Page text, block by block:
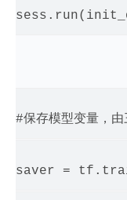
#保存模型变量
saver =